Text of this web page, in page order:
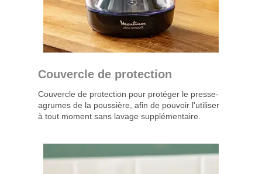
Couvercle de protection
Couvercle de protection pour protéger le presse-
agrumes de la poussière, afin de pouvoir l'utiliser
à tout moment sans lavage supplémentaire.